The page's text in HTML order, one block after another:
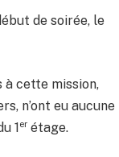
de soirée, le
à cette mission,
n’ont eu aucune
1 er étage.